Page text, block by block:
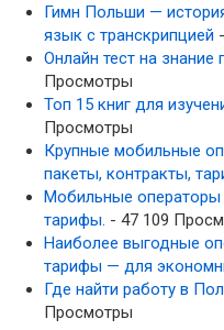
Гимн Польши —
язык с транскрипцией
Онлайн тест на знание
Просмотры
Топ 15 книг для
Просмотры
Крупные мобильные
пакеты, контракты,
Мобильные
тарифы. - 47 109
Наиболее выгодные
тарифы — для
Где найти работу в
Просмотры